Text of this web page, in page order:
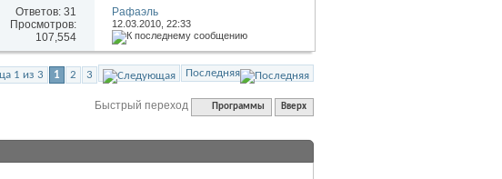
Ответов:31
Просмотров:
107,554
Рафаэль
12.03.2010, 22:33
1 из 3 1 2 3 Последняя
Быстрый переход Программы Вверх